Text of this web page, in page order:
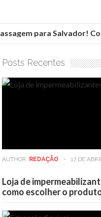
para Salvador!
Posts Recentes
AUTHOR: REDAÇÃO - 17 DE
Loja de
como escolher o